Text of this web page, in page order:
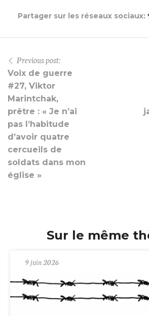
Partager sur les réseaux sociaux:
Previous post:
Voix de guerre
#27, Viktor
Marintchak,
prêtre : « Je n’ai
pas l’habitude
d’avoir quatre
cercueils de
soldats dans mon
église »
Sur le même
9 juin 2026